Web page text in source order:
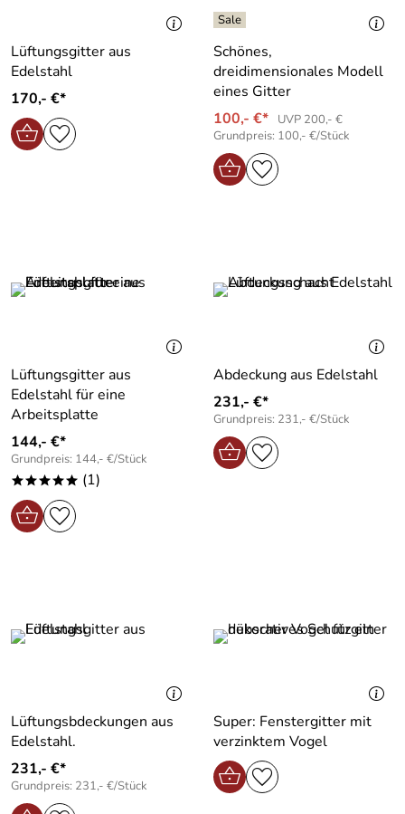
Lüftungsgitter aus
Edelstahl
170,- €*
Schönes,
dreidimensionales Modell
eines Gitter
100,- €*
UVP 200,- €
Grundpreis: 100,- €/Stück
Lüftungsgitter aus
Edelstahl für eine
Arbeitsplatte
144,- €*
Grundpreis: 144,- €/Stück
***** (1)
Abdeckung aus Edelstahl
231,- €*
Grundpreis: 231,- €/Stück
Lüftungsbdeckungen aus
Edelstahl.
231,- €*
Grundpreis: 231,- €/Stück
Super: Fenstergitter mit
verzinktem Vogel